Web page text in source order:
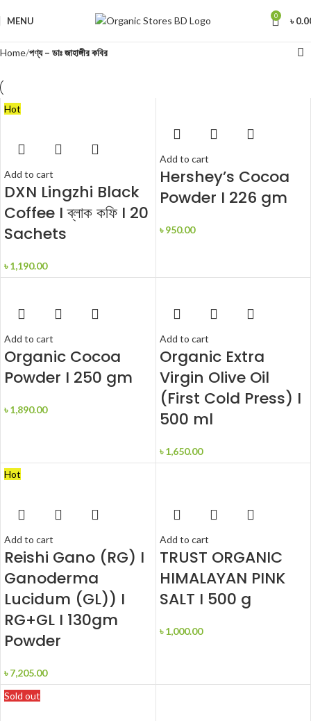
MENU 0 ৳
Home পণ্য – ডাঃ জাহাঙ্গীর কবির
Hot
Add to cart
DXN Lingzhi Black
Coffee I ব্লাক কফি I 20
Sachets
৳1,190.00
Add to cart
Hershey’s Cocoa
Powder I 226 gm
৳950.00
Add to cart
Organic Cocoa
Powder I 250 gm
৳1,890.00
Add to cart
Organic Extra
Virgin Olive Oil
(First Cold Press) I
500 ml
৳1,650.00
Hot
Add to cart
Reishi Gano (RG) I
Ganoderma
Lucidum (GL)) I
RG+GL I 130gm
Powder
৳7,205.00
Add to cart
TRUST ORGANIC
HIMALAYAN PINK
SALT I 500 g
৳1,000.00
Sold out